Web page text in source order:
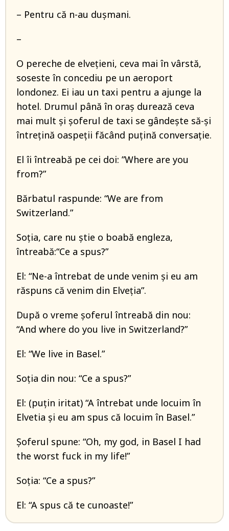
– Pentru că n-au duşmani.
–
O pereche de elveţieni, ceva mai în vârstă,
soseste în concediu pe un aeroport
londonez. Ei iau un taxi pentru a ajunge la
hotel. Drumul până în oraş durează ceva
mai mult şi şoferul de taxi se gândeşte să-şi
întreţină oaspeţii făcând puţină conversaţie.
El îi întreabă pe cei doi: ”Where are you
from?”
Bărbatul raspunde: “We are from
Switzerland.”
Soţia, care nu ştie o boabă engleza,
întreabă:“Ce a spus?”
El: “Ne-a întrebat de unde venim şi eu am
răspuns că venim din Elveţia”.
După o vreme şoferul întreabă din nou:
“And where do you live in Switzerland?”
El: “We live in Basel.”
Soţia din nou: “Ce a spus?”
El: (puţin iritat) “A întrebat unde locuim în
Elvetia şi eu am spus că locuim în Basel.”
Şoferul spune: “Oh, my god, in Basel I had
the worst fuck in my life!”
Soţia: “Ce a spus?”
El: “A spus că te cunoaste!”